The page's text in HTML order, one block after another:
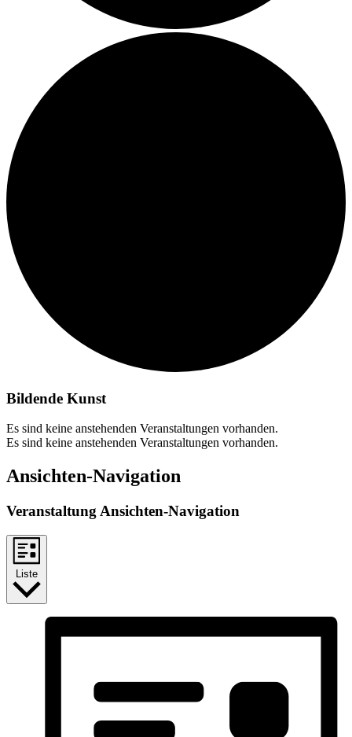
Bildende Kunst
Es sind keine anstehenden Veranstaltungen vorhanden.
Es sind keine anstehenden Veranstaltungen vorhanden.
Ansichten-Navigation
Veranstaltung Ansichten-Navigation
Liste